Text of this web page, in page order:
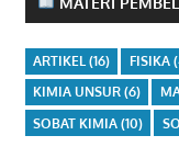
ARTIKEL(16) FISIKA
KIMIA UNSUR(6)
SOBAT KIMIA(10)